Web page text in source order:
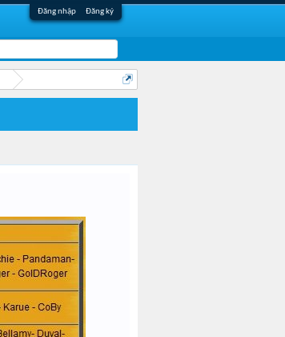
Đăng nhập Đăng ký